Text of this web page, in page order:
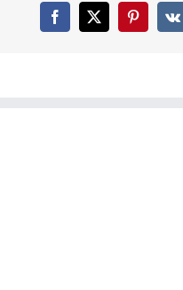
Facebook
X Pinterest
Vk